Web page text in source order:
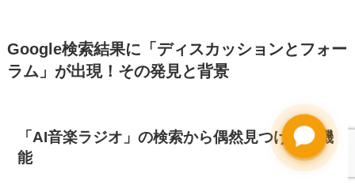
Google検索結果に「ディスカッションとフォー
ラム」が出現！その発見と背景
「AI音楽ラジオ」の検索から偶然見つけた新機
能